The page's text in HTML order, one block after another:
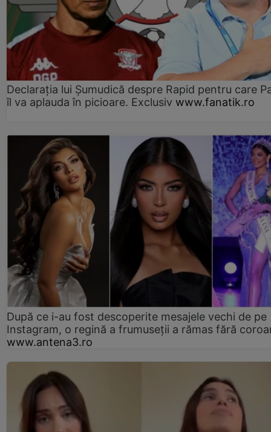
Declarația lui Șumudică despre Rapid pentru care
îl va aplauda în picioare. Exclusiv www.fanatik.ro
După ce i-au fost descoperite mesajele vechi de pe
Instagram, o regină a frumuseții a rămas fără
www.antena3.ro